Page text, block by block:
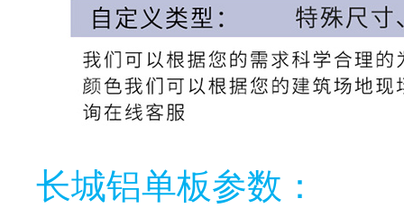
长城铝单板参数：